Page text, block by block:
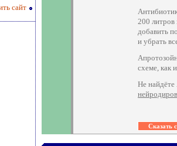
сайт
200 литров
добавить
и убрать
схеме, как
Не найдёте